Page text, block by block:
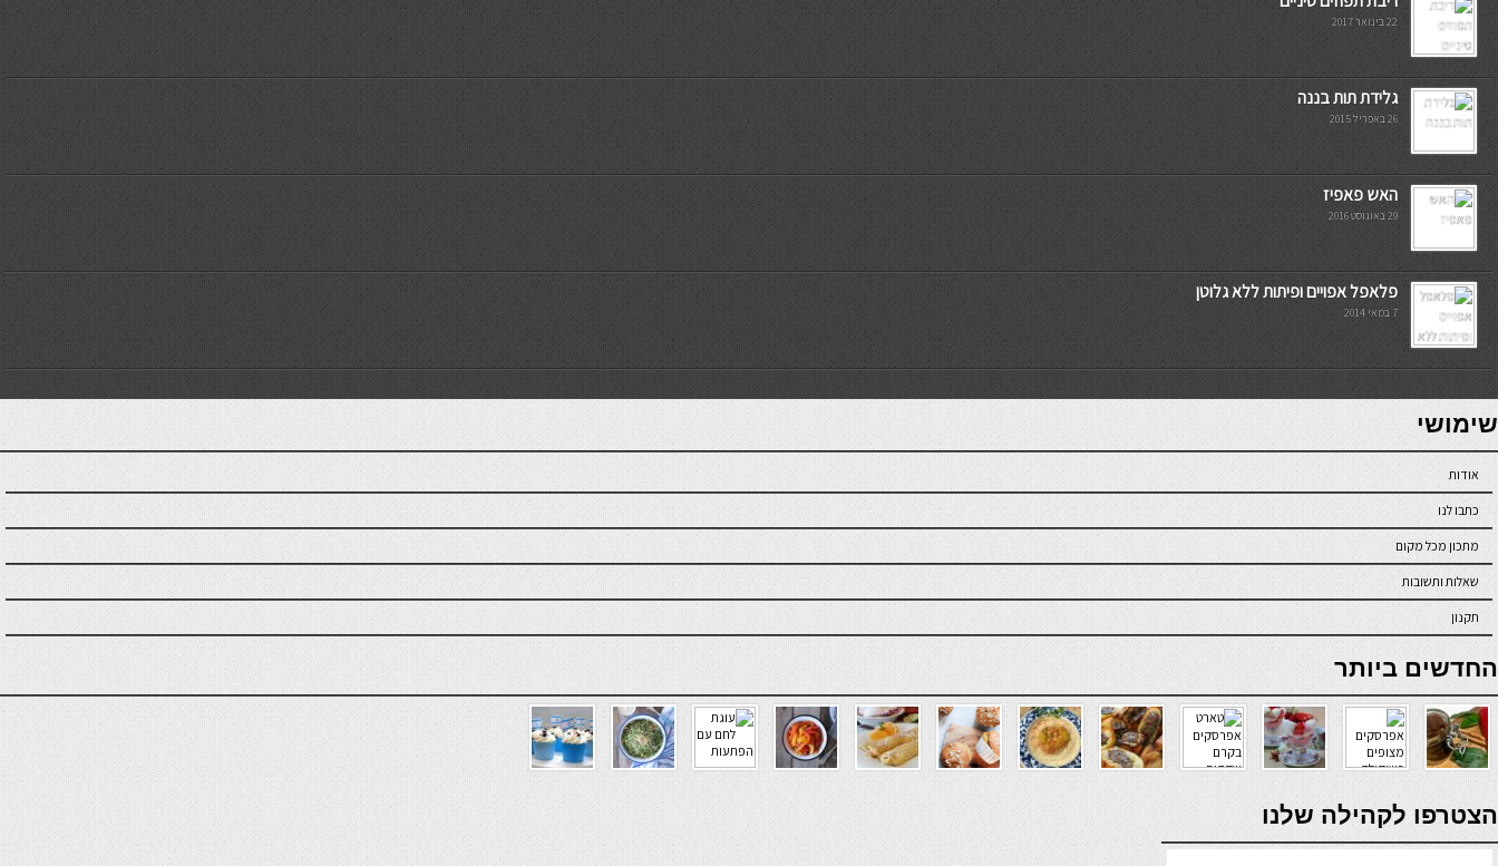
22 בינואר 2017
גלידת תות בננה
26 באפריל 2015
האש פאפיז
29 באוגוסט 2016
פלאפל אפויים ופיתות ללא גלוטן
7 במאי 2014
7slots
seriöse online casinos österreich
שימושי
אודות
כתבו לנו
מתכון מכל מקום
שאלות ותשובות
תקנון
online casino
החדשים ביותר
verde casino
הצטרפו לקהילה שלנו